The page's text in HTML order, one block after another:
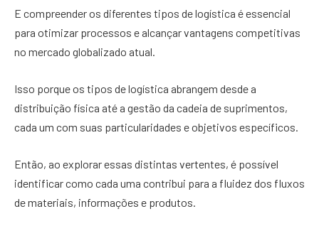
E compreender os diferentes tipos de logística é essencial
para otimizar processos e alcançar vantagens competitivas
no mercado globalizado atual.
Isso porque os tipos de logística abrangem desde a
distribuição física até a gestão da cadeia de suprimentos,
cada um com suas particularidades e objetivos específicos.
Então, ao explorar essas distintas vertentes, é possível
identificar como cada uma contribui para a fluidez dos fluxos
de materiais, informações e produtos.